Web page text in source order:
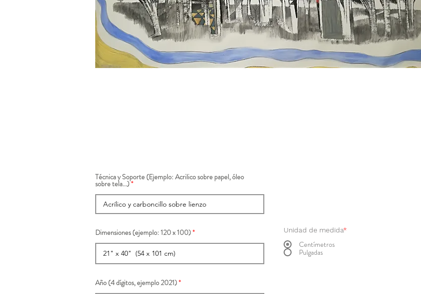
Técnica y Soporte (Ejemplo: Acrilico sobre papel, óleo
sobre tela...)
Dimensiones (ejemplo: 120 x 100) Unidad de medida*
Centímetros
Pulgadas
Año (4 dígitos, ejemplo 2021)